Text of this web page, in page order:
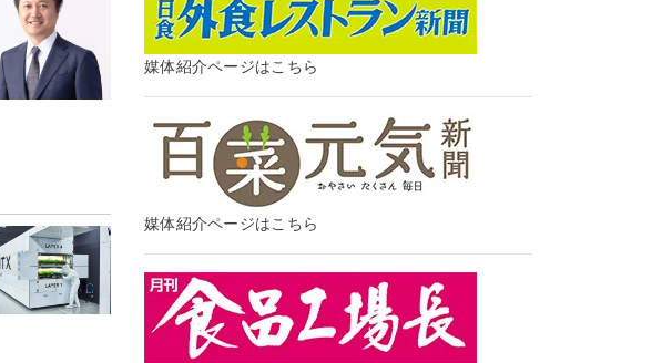
媒体紹介ページはこちら
媒体紹介ページはこちら